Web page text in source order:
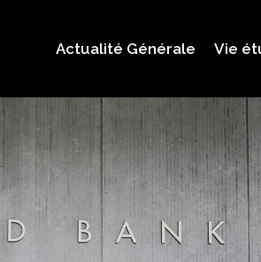
Actualité Générale Vie